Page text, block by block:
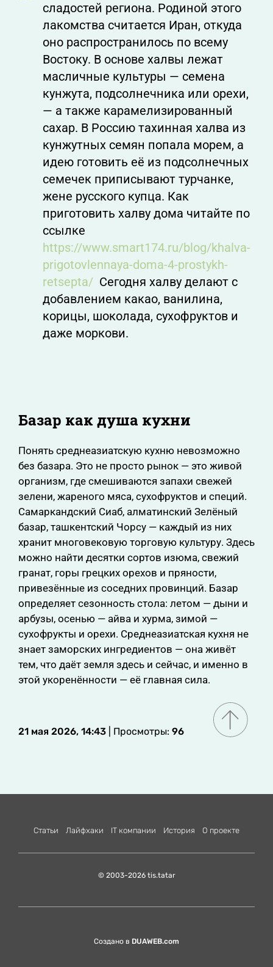
сладостей региона. Родиной этого
лакомства считается Иран, откуда
оно распространилось по всему
Востоку. В основе халвы лежат
масличные культуры — семена
кунжута, подсолнечника или орехи,
— а также карамелизированный
сахар. В Россию тахинная халва из
кунжутных семян попала морем, а
идею готовить её из подсолнечных
семечек приписывают турчанке,
жене русского купца. Как
приготовить халву дома читайте по
ссылке
https://www.smart174.ru/blog/khalva-
prigotovlennaya-doma-4-prostykh-
retsepta/ Сегодня халву делают с
добавлением какао, ванилина,
корицы, шоколада, сухофруктов и
даже моркови.
Базар как душа кухни
Понять среднеазиатскую кухню невозможно
без базара. Это не просто рынок — это живой
организм, где смешиваются запахи свежей
зелени, жареного мяса, сухофруктов и специй.
Самаркандский Сиаб, алматинский Зелёный
базар, ташкентский Чорсу — каждый из них
хранит многовековую торговую культуру. Здесь
можно найти десятки сортов изюма, свежий
гранат, горы грецких орехов и пряности,
привезённые из соседних провинций. Базар
определяет сезонность стола: летом — дыни и
арбузы, осенью — айва и хурма, зимой —
сухофрукты и орехи. Среднеазиатская кухня не
знает заморских ингредиентов — она живёт
тем, что даёт земля здесь и сейчас, и именно в
этой укоренённости — её главная сила.
21 мая 2026, 14:43 | Просмотры: 96
Статьи Лайфхаки IT компании История О проекте
© 2003-2026 tis.tatar
Создано в DUAWEB.com